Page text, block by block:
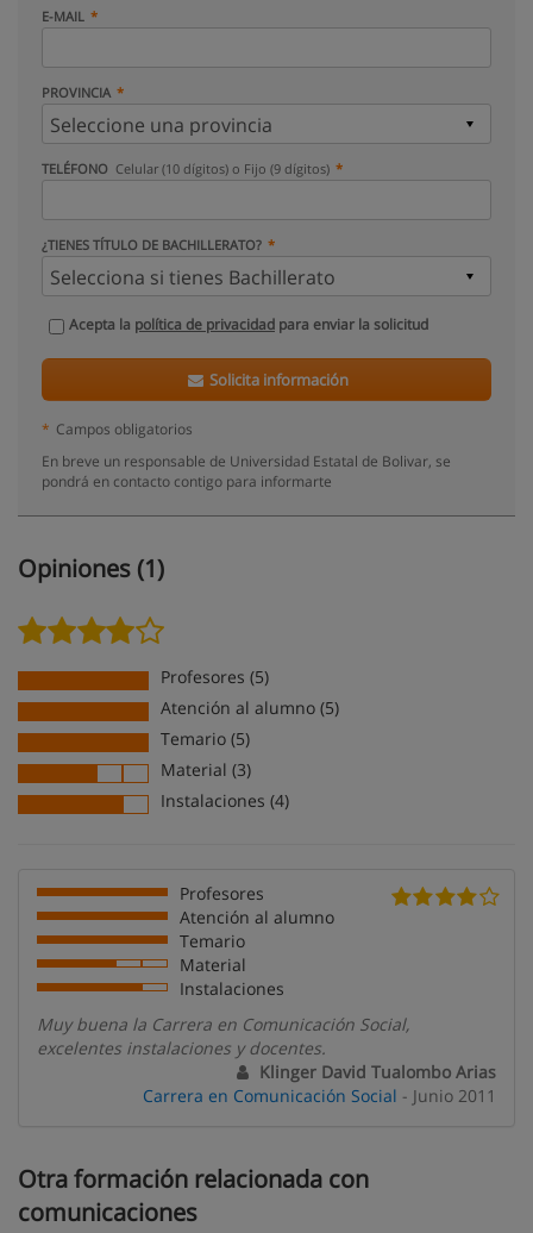
E-MAIL
PROVINCIA
TELÉFONO Celular (10 dígitos) o Fijo (9 dígitos)
¿TIENES TÍTULO DE BACHILLERATO?
Acepta la política de privacidad para enviar la solicitud
Solicita información
* Campos obligatorios
En breve un responsable de Universidad Estatal de Bolivar, se
pondrá en contacto contigo para informarte
Opiniones (1)
Profesores (5)
Atención al alumno (5)
Temario (5)
Material (3)
Instalaciones (4)
Profesores
Atención al alumno
Temario
Material
Instalaciones
Muy buena la Carrera en Comunicación Social,
excelentes instalaciones y docentes.
Klinger David Tualombo Arias
Carrera en Comunicación Social - Junio 2011
Otra formación relacionada con
comunicaciones